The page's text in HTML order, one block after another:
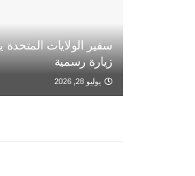
سفير الولايات
زيارة رسمية
يوليو 28, 2026